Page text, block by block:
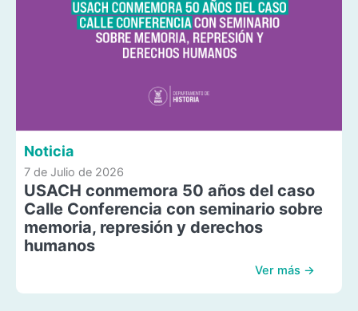
Noticia
7 de Julio de 2026
USACH conmemora 50 años del caso
Calle Conferencia con seminario sobre
memoria, represión y derechos
humanos
Ver más →